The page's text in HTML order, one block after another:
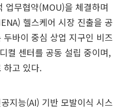
무협약(MOU)을 체결하며
헬스케어 시장 진출을 공
바이 중심 상업 지구인 비즈
컬 센터를 공동 설립 중이며,
하고 있다.
지능(AI) 기반 모발이식 시스